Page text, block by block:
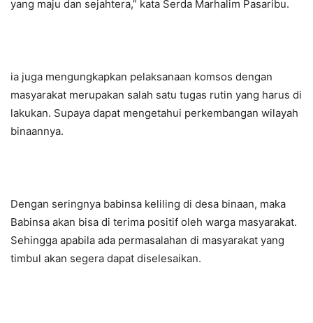
yang maju dan sejahtera,” kata Serda Marhalim Pasaribu.
ia juga mengungkapkan pelaksanaan komsos dengan
masyarakat merupakan salah satu tugas rutin yang harus di
lakukan. Supaya dapat mengetahui perkembangan wilayah
binaannya.
Dengan seringnya babinsa keliling di desa binaan, maka
Babinsa akan bisa di terima positif oleh warga masyarakat.
Sehingga apabila ada permasalahan di masyarakat yang
timbul akan segera dapat diselesaikan.